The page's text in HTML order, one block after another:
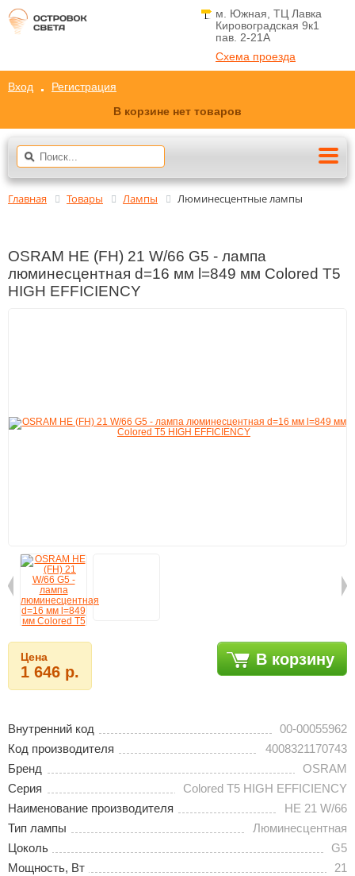
м. Южная, ТЦ Лавка
Кировоградская 9к1
пав. 2-21A
Схема проезда
Вход
Регистрация
В корзине нет товаров
Главная Товары Лампы Люминесцентные лампы
OSRAM HE (FH) 21 W/66 G5 - лампа
люминесцентная d=16 мм l=849 мм Colored T5
HIGH EFFICIENCY
Цена
1 646 р.
В корзину
Внутренний код
00-00055962
Код производителя
4008321170743
Бренд
OSRAM
Серия
Colored T5 HIGH EFFICIENCY
Наименование производителя
HE 21 W/66
Тип лампы
Люминесцентная
Цоколь
G5
Мощность, Вт
21